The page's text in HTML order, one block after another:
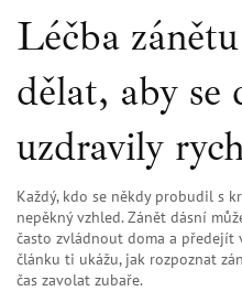
Léčba
dělat, aby se
uzdravily
Každý, kdo se někdy probudil s
nepěkný vzhled. Zánět dásní
často zvládnout doma a předejít
článku ti ukážu, jak rozpoznat
čas zavolat zubaře.